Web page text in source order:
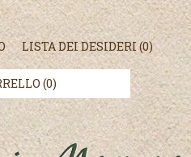
LISTA DEI DESIDERI(0)
(0)